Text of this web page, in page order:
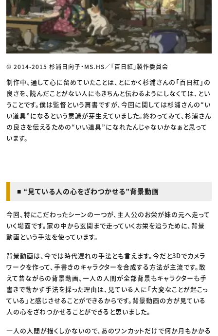
© 2014-2015 杉浦日向子・MS.HS／「百日紅」製作委員会
制作中、通して心に留めていたことは、とにかく杉浦さんの「百日紅」の
良さを、読んだことがない人にもきちんと伝わるようにしなくては、とい
うことです。僕は監督という肩書ですが、今回に関しては杉浦さんの“い
い道具”になるという意識が芽生えていました。終わってみて、杉浦さん
の良さを伝えるための“いい道具”になれたんじゃないかなぁと思って
います。
■ “見ている人の心をざわつかせる”背景動画
今回、特にこだわったシーンの一つが、主人公のお栄が妹の元へ走って
いく場面です。家の中から玄関まで走っていくお栄を追うために、背景
動画という手法を使っています。
背景動画は、今では時代遅れの手法とも言えます。今だと3Dでカメラ
ワークを作って、手書きのキャラクターを合成する方法が主流です。敢
えて昔ながらの背景動画、一人の人間が全部背景もキャラクターも手
書きで動かす手法を採った理由は、見ている人に「大変なことが起こっ
ている」と感じさせることができるからです。背景動画の方が見ている
人の心をざわつかせることができると思いました。
一人の人間が描くしかないので、あのワンカットだけで何か月もかかる